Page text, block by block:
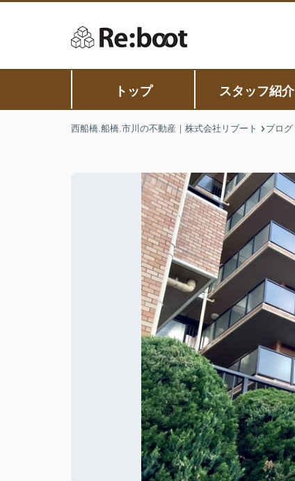
トップ スタッフ紹介
西船橋.船橋.市川の不動産｜株式会社リブート ブログ